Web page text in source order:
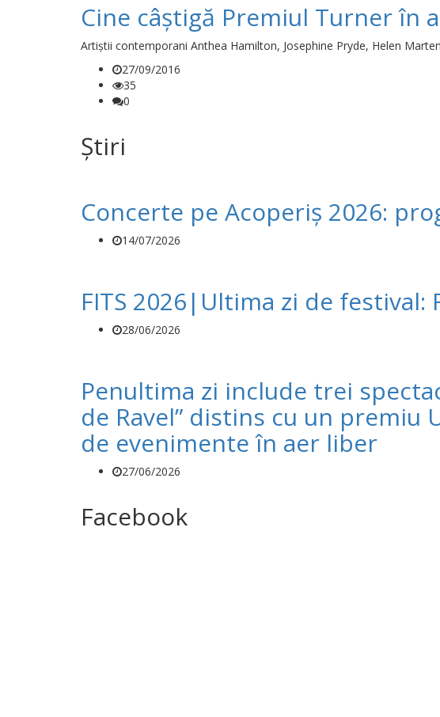
Cine câștigă Premiul Turner în
Artiștii contemporani Anthea Hamilton, Josephine Pryde, Helen
27/09/2016
35
0
Știri
Concerte pe Acoperiș 2026:
14/07/2026
FITS 2026|Ultima zi de
28/06/2026
Penultima zi include trei
de Ravel” distins cu un premiu
de evenimente în aer liber
27/06/2026
Facebook